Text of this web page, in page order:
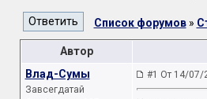
Список форумов»
Автор
Влад-Сумы
Завсегдатай
#1 От 14/07/